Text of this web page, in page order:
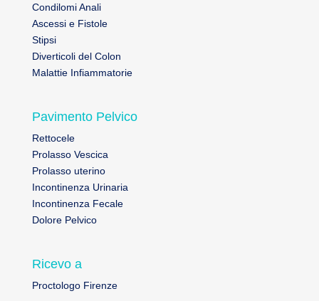
Condilomi Anali
Ascessi e Fistole
Stipsi
Diverticoli del Colon
Malattie Infiammatorie
Pavimento Pelvico
Rettocele
Prolasso Vescica
Prolasso uterino
Incontinenza Urinaria
Incontinenza Fecale
Dolore Pelvico
Ricevo a
Proctologo Firenze